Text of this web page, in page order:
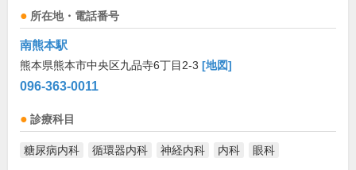
所在地・電話番号
南熊本駅
熊本県熊本市中央区九品寺6丁目2-3 [地図]
096-363-0011
診療科目
糖尿病内科 循環器内科 神経内科 内科 眼科